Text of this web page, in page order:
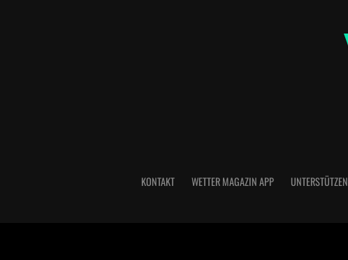
KONTAKT WETTER MAGAZIN APP UNTERSTÜTZEN